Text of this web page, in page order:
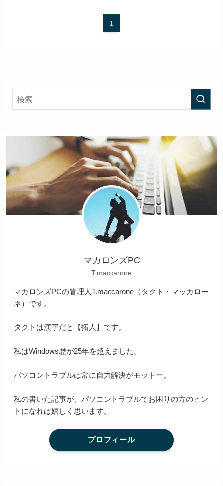
1
マカロンズPC
T.maccarone
マカロンズPCの管理人T.maccarone（タクト・マッカロー
ネ）です。
タクトは漢字だと【拓人】です。
私はWindows歴が25年を超えました。
パソコントラブルは常に自力解決がモットー。
私の書いた記事が、パソコントラブルでお困りの方のヒン
トになれば嬉しく思います。
プロフィール